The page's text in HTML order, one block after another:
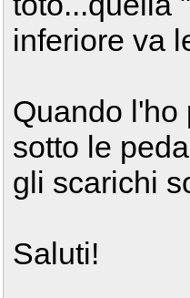
inferiore va
Quando l'ho
sotto le
gli scarichi
Saluti!